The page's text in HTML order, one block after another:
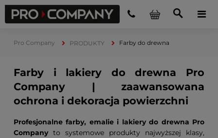
Pro Company PRODUKTY Farby do drewna
Farby i lakiery do drewna Pro
Company | zaawansowana
ochrona i dekoracja powierzchni
Profesjonalne farby, emalie i lakiery do drewna Pro
Companyto systemowe produkty najwyższej klasy,